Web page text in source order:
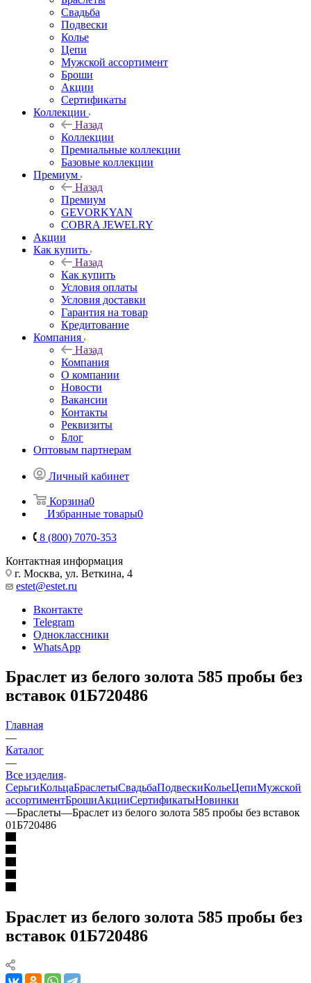
Свадьба
Подвески
Колье
Цепи
Мужской ассортимент
Броши
Акции
Сертификаты
Коллекции
Назад
Коллекции
Премиальные коллекции
Базовые коллекции
Премиум
Назад
Премиум
GEVORKYAN
COBRA JEWELRY
Акции
Как купить
Назад
Как купить
Условия оплаты
Условия доставки
Гарантия на товар
Кредитование
Компания
Назад
Компания
О компании
Новости
Вакансии
Контакты
Реквизиты
Блог
Оптовым партнерам
Личный кабинет
Корзина0
Избранные товары0
8 (800) 7070-353
Контактная информация
г. Москва, ул. Веткина, 4
estet@estet.ru
Вконтакте
Telegram
Одноклассники
WhatsApp
Браслет из белого золота 585 пробы без
вставок 01Б720486
Главная
—
Каталог
—
Все изделия
СерьгиКольцаБраслетыСвадьбаПодвескиКольеЦепиМужской
ассортиментБрошиАкцииСертификатыНовинки
—Браслеты—Браслет из белого золота 585 пробы без вставок
01Б720486
Браслет из белого золота 585 пробы без
вставок 01Б720486